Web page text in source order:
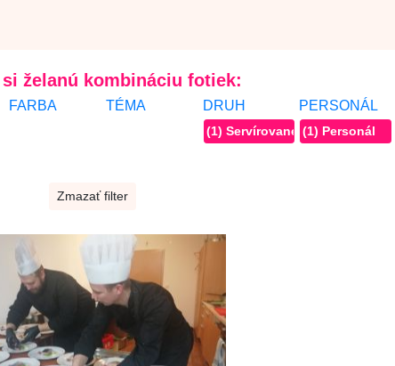
želanú kombináciu fotiek:
FARBA TÉMA DRUH
(1) Servírované jedlo
PERSONÁL
(1) Personál
Zmazať filter